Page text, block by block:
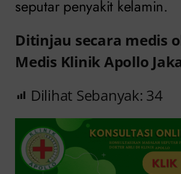
seputar penyakit kelamin.
Ditinjau secara medis
Medis Klinik Apollo
Dilihat Sebanyak: 34